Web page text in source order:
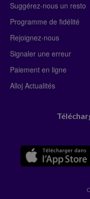
Suggérez-nous un resto
Programme de fidélité
Rejoignez-nous
Signaler une erreur
Paiement en ligne
Alloj Actualités